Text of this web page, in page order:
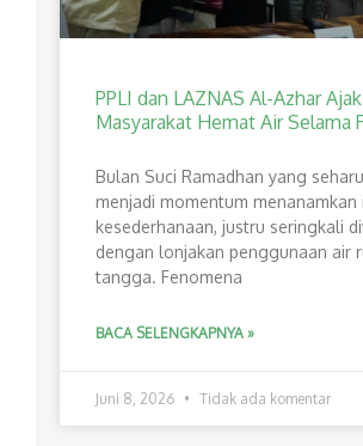
PPLI dan LAZNAS Al-Azhar Ajak
Masyarakat Hemat Air Selama
Bulan Suci Ramadhan yang
menjadi momentum menanamkan
kesederhanaan, justru seringkali
dengan lonjakan penggunaan air
tangga. Fenomena
BACA SELENGKAPNYA »
Juni 8, 2026 Tidak ada komentar